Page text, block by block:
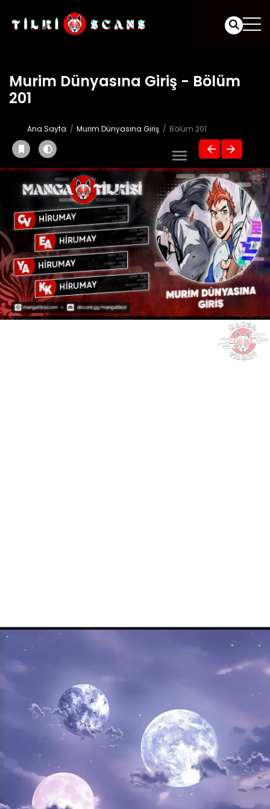
Murim Dünyasına Giriş - Bölüm
201
Ana Sayfa Murim Dünyasına Giriş Bölüm 201